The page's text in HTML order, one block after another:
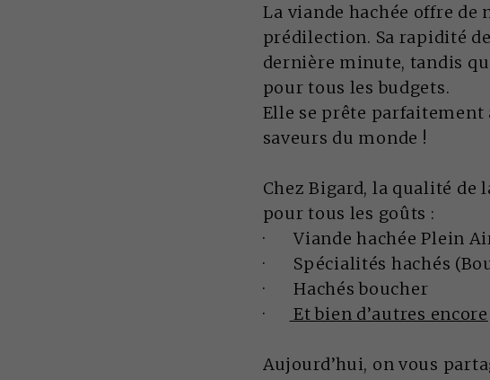
La viande hachée offre de
prédilection. Sa rapidité
dernière minute, tandis
pour tous les budgets.
Elle se prête parfaitement
saveurs du monde !
Chez Bigard, la qualité de
pour tous les goûts :
· Viande hachée Plein
· Spécialités hachés
· Hachés boucher
·
Et bien d’autres encore
Aujourd’hui, on vous